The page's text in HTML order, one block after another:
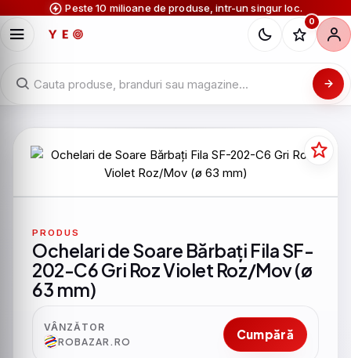
Peste 10 milioane de produse, intr-un singur loc.
0
PRODUS
Ochelari de Soare Bărbați Fila SF-
202-C6 Gri Roz Violet Roz/Mov (ø
63 mm)
VÂNZĂTOR
ROBAZAR.RO
Cumpără